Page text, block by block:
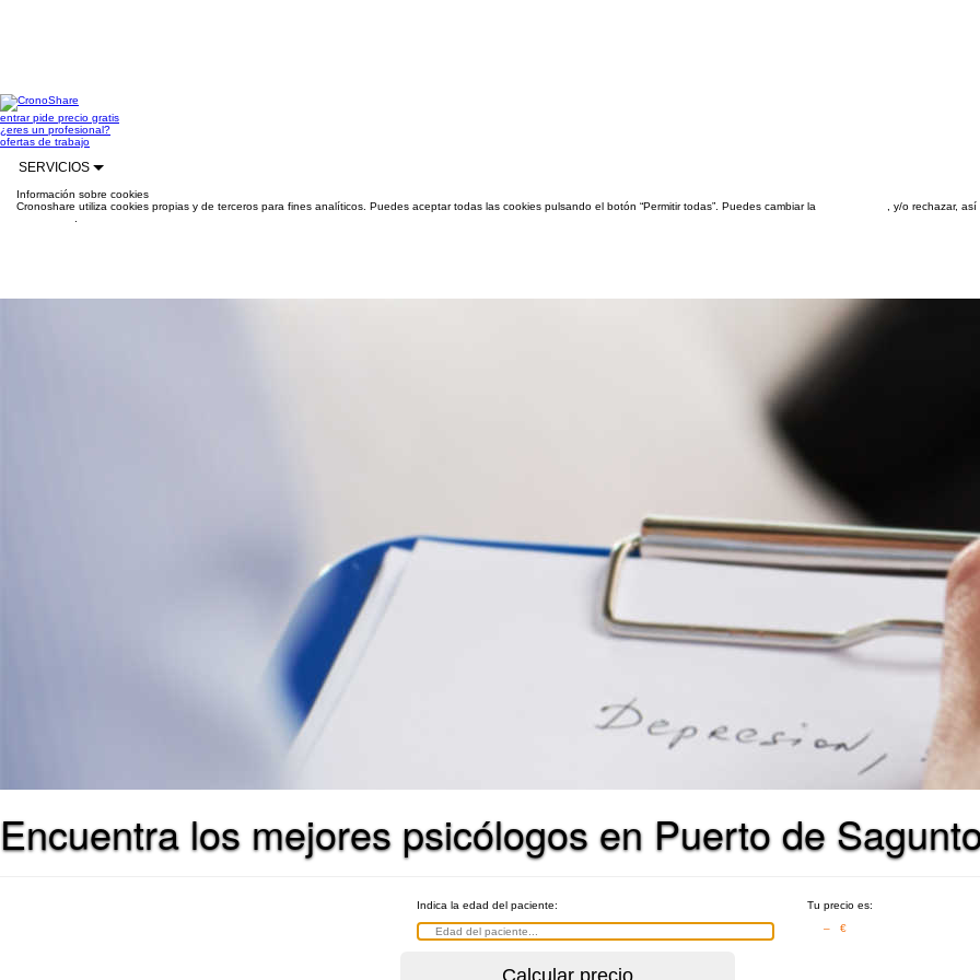
entrarpide precio gratis
¿eres un profesional?
ofertas de trabajo
SERVICIOS
Información sobre cookies
Cronoshare utiliza cookies propias y de terceros para fines analíticos. Puedes aceptar todas las cookies pulsando el botón “Permitir todas”. Puedes cambiar la
, y/o rechazar,
Encuentra los mejores psicólogos en Puerto de
Indica la edad del paciente:
Tu precio es:
– €